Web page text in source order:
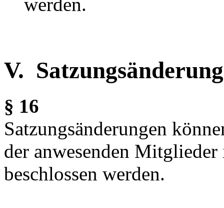
V.
§ 16
Satzungsänderungen
der anwesenden
beschlossen werden.